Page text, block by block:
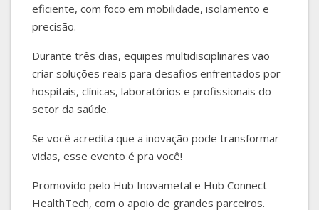
eficiente, com foco em mobilidade, isolamento e
precisão.
Durante três dias, equipes multidisciplinares vão
criar soluções reais para desafios enfrentados por
hospitais, clínicas, laboratórios e profissionais do
setor da saúde.
Se você acredita que a inovação pode transformar
vidas, esse evento é pra você!
Promovido pelo Hub Inovametal e Hub Connect
HealthTech, com o apoio de grandes parceiros.